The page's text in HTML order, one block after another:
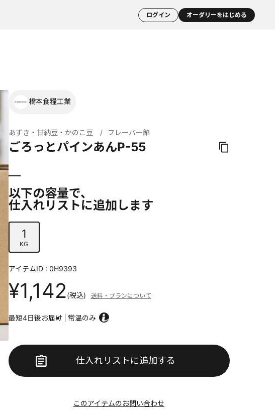
ログイン オーダリーをはじめる
橋本食糧工業
あずき・甘納豆・かのこ豆 フレーバー餡
ごろっとパインあんP-55
以下の容量で、
仕入れリストに追加します
1
KG
アイテムID : 0H9393
¥1,142(税込) 送料・プランについて
最短4日後お届け 常温のみ
仕入れリストに追加する
このアイテムのお問い合わせ